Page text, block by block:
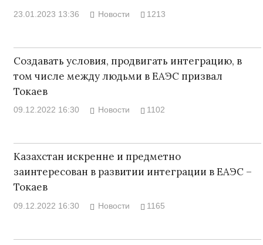
23.01.2023 13:36 Новости 1213
Создавать условия, продвигать интеграцию, в
том числе между людьми в ЕАЭС призвал
Токаев
09.12.2022 16:30 Новости 1102
Казахстан искренне и предметно
заинтересован в развитии интеграции в ЕАЭС –
Токаев
09.12.2022 16:30 Новости 1165